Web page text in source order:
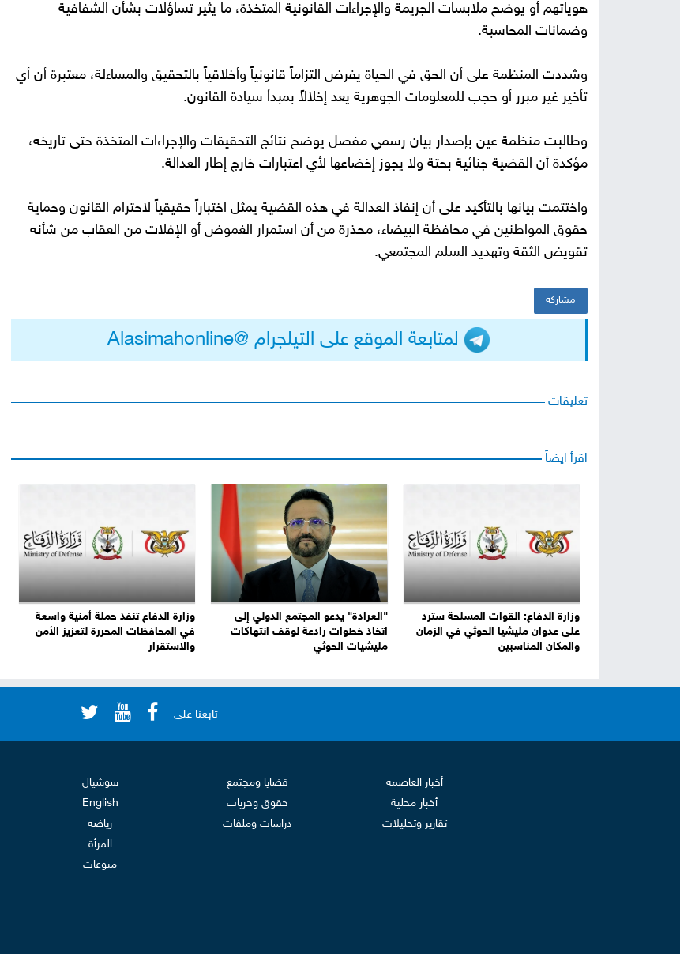
هوياتهم أو يوضح ملابسات الجريمة والإجراءات القانونية المتخذة، ما يثير تساؤلات بشأن الشفافية
وضمانات المحاسبة.
وشددت المنظمة على أن الحق في الحياة يفرض التزاماً قانونياً وأخلاقياً بالتحقيق والمساءلة، معتبرة أن أي
تأخير غير مبرر أو حجب للمعلومات الجوهرية يعد إخلالاً بمبدأ سيادة القانون.
وطالبت منظمة عين بإصدار بيان رسمي مفصل يوضح نتائج التحقيقات والإجراءات المتخذة حتى تاريخه،
مؤكدة أن القضية جنائية بحتة ولا يجوز إخضاعها لأي اعتبارات خارج إطار العدالة.
واختتمت بيانها بالتأكيد على أن إنفاذ العدالة في هذه القضية يمثل اختباراً حقيقياً لاحترام القانون وحماية
حقوق المواطنين في محافظة البيضاء، محذرة من أن استمرار الغموض أو الإفلات من العقاب من شأنه
تقويض الثقة وتهديد السلم المجتمعي.
مشاركة
لمتابعة الموقع على التيلجرام @Alasimahonline
تعليقات
اقرأ ايضاً
وزارة الدفاع: القوات المسلحة سترد
على عدوان مليشيا الحوثي في الزمان
والمكان المناسبين
"العرادة" يدعو المجتمع الدولي إلى
اتخاذ خطوات رادعة لوقف انتهاكات
مليشيات الحوثي
وزارة الدفاع تنفذ حملة أمنية واسعة
في المحافظات المحررة لتعزيز الأمن
والاستقرار
تابعنا على
أخبار العاصمة
أخبار محلية
تقارير وتحليلات
قضايا ومجتمع
حقوق وحريات
دراسات وملفات
سوشيال
English
رياضة
المرأة
منوعات